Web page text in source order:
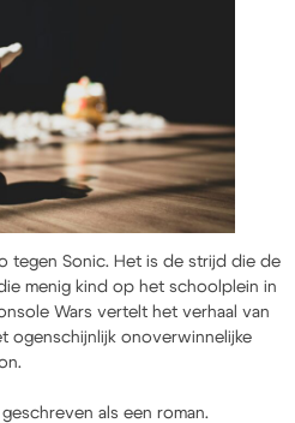
tegen Sonic. Het is de strijd die de
menig kind op het schoolplein in
Wars vertelt het verhaal van
ogenschijnlijk onoverwinnelijke
als een roman.